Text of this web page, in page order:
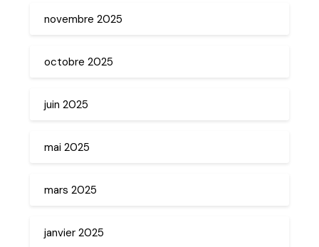
novembre 2025
octobre 2025
juin 2025
mai 2025
mars 2025
janvier 2025